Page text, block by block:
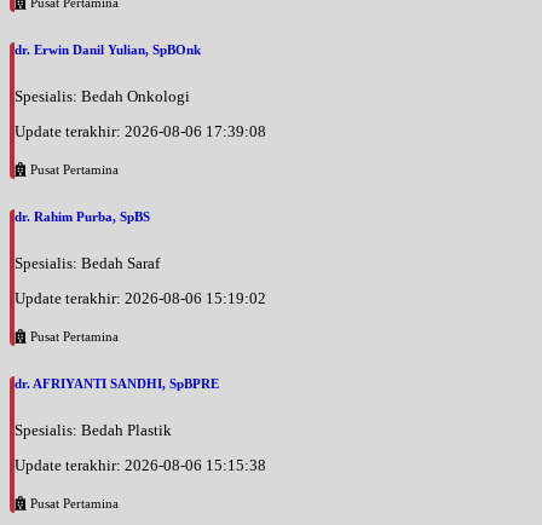
dr. Erwin Danil Yulian, SpBOnk
Spesialis: Bedah Onkologi
Update terakhir: 2026-08-06 17:39:08
Pusat Pertamina
dr. Rahim Purba, SpBS
Spesialis: Bedah Saraf
Update terakhir: 2026-08-06 15:19:02
Pusat Pertamina
dr. AFRIYANTI SANDHI, SpBPRE
Spesialis: Bedah Plastik
Update terakhir: 2026-08-06 15:15:38
Pusat Pertamina